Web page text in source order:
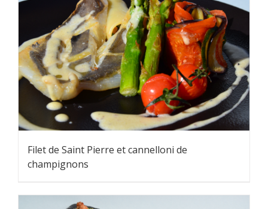
Filet de Saint Pierre et cannelloni de
champignons